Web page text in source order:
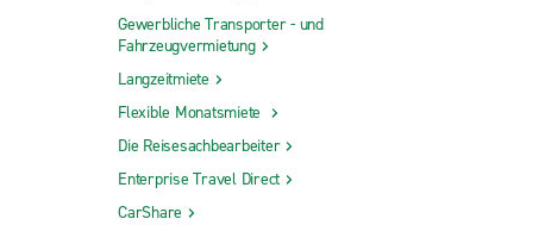
Gewerbliche Transporter - und
Fahrzeugvermietung
Langzeitmiete
Flexible Monatsmiete
Die Reisesachbearbeiter
Enterprise Travel Direct
CarShare